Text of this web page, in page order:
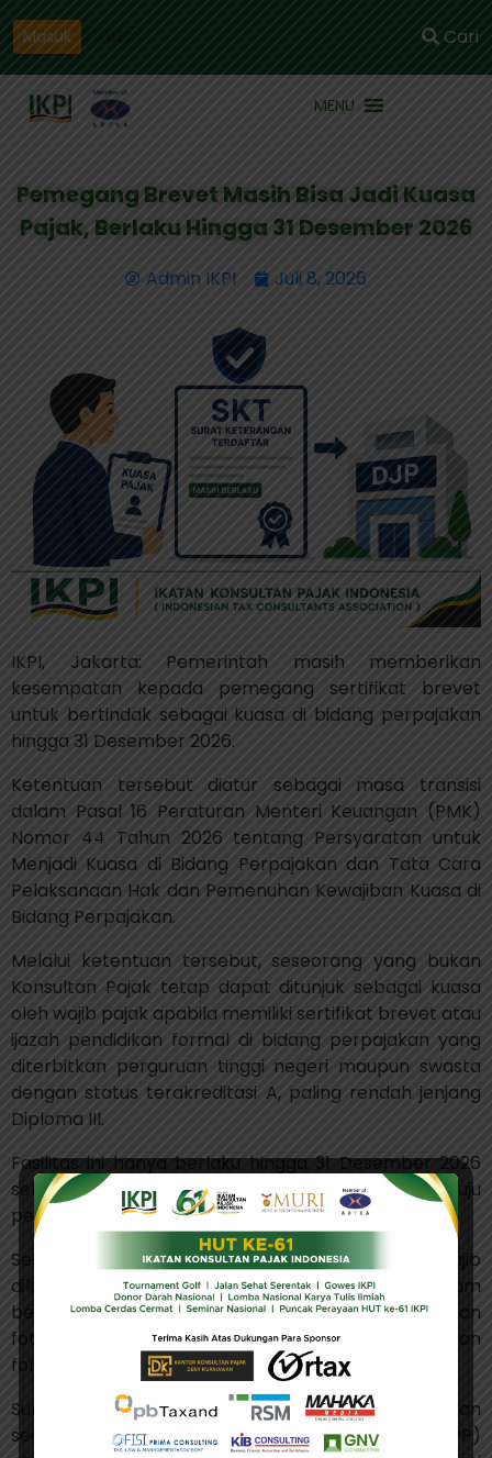
Masuk Cari
MENU
Pemegang Brevet Masih Bisa Jadi Kuasa
Pajak, Berlaku Hingga 31 Desember 2026
Admin IKPI Juli 8, 2026
IKPI, Jakarta: Pemerintah masih memberikan
kesempatan kepada pemegang sertifikat brevet
untuk bertindak sebagai kuasa di bidang perpajakan
hingga 31 Desember 2026.
Ketentuan tersebut diatur sebagai masa transisi
dalam Pasal 16 Peraturan Menteri Keuangan (PMK)
Nomor 44 Tahun 2026 tentang Persyaratan untuk
Menjadi Kuasa di Bidang Perpajakan dan Tata Cara
Pelaksanaan Hak dan Pemenuhan Kewajiban Kuasa di
Bidang Perpajakan.
Melalui ketentuan tersebut, seseorang yang bukan
Konsultan Pajak tetap dapat ditunjuk sebagai kuasa
oleh wajib pajak apabila memiliki sertifikat brevet atau
ijazah pendidikan formal di bidang perpajakan yang
diterbitkan perguruan tinggi negeri maupun swasta
dengan status terakreditasi A, paling rendah jenjang
Diploma III.
Fasilitas ini hanya berlaku hingga 31 Desember 2026
sebagai bagian dari masa penyesuaian menuju
pemberlakuan penuh aturan baru.
Selama masa transisi, penunjukan kuasa wajib
dilakukan menggunakan Surat Kuasa Khusus dalam
bentuk kertas. Wajib Pajak juga harus melampirkan
fotokopi sertifikat brevet atau ijazah pendidikan
formal perpajakan sebagai dokumen pendukung.
Surat Kuasa Khusus tersebut kemudian disampaikan
secara langsung ke Kantor Pelayanan Pajak (KPP)